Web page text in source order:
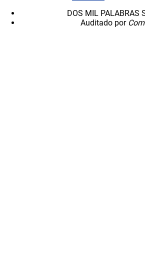
DOS MIL PALABRAS
Auditado por